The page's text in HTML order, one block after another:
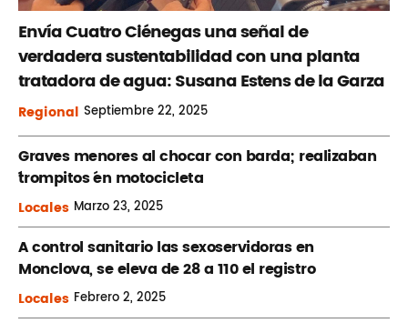
Envía Cuatro Ciénegas una señal de
verdadera sustentabilidad con una planta
tratadora de agua: Susana Estens de la Garza
Regional Septiembre22, 2025
Graves menores al chocar con barda; realizaban
´trompitos ´en motocicleta
Locales Marzo23, 2025
A control sanitario las sexoservidoras en
Monclova, se eleva de 28 a 110 el registro
Locales Febrero2, 2025